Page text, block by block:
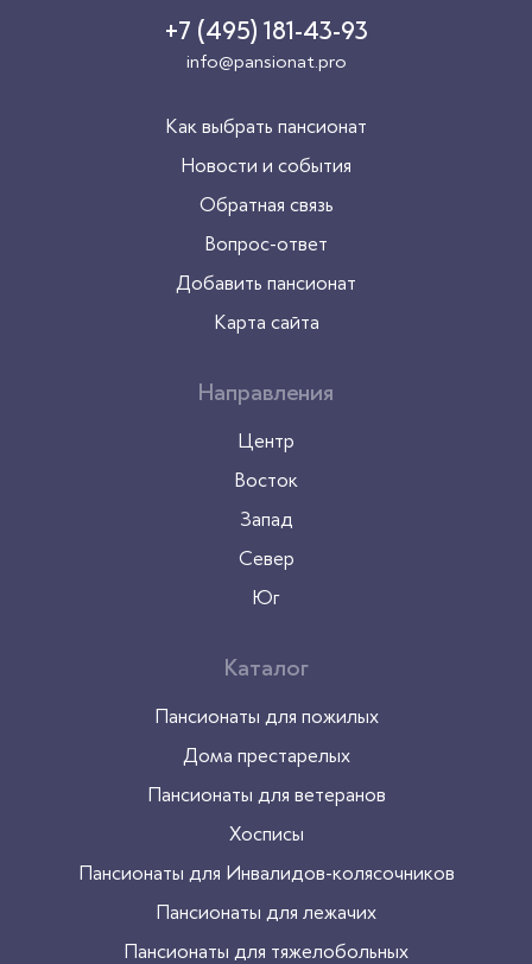
+7 (495) 181-43-93
info@pansionat.pro
Как выбрать пансионат
Новости и события
Обратная связь
Вопрос-ответ
Добавить пансионат
Карта сайта
Направления
Центр
Восток
Запад
Север
Юг
Каталог
Пансионаты для пожилых
Дома престарелых
Пансионаты для ветеранов
Хосписы
Пансионаты для Инвалидов-колясочников
Пансионаты для лежачих
Пансионаты для тяжелобольных